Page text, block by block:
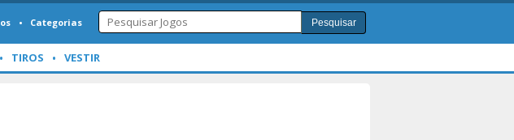
Categorias Pesquisar
TIROS VESTIR